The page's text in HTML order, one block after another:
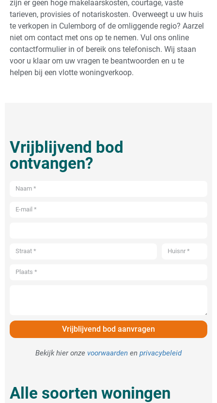
zijn er geen hoge makelaarskosten, courtage, vaste
tarieven, provisies of notariskosten. Overweegt u uw huis
te verkopen in Culemborg of de omliggende regio? Aarzel
niet om contact met ons op te nemen. Vul ons online
contactformulier in of bereik ons telefonisch. Wij staan
voor u klaar om uw vragen te beantwoorden en u te
helpen bij een vlotte woningverkoop.
Vrijblijvend bod
ontvangen?
Vrijblijvend bod aanvragen
Bekijk hier onze voorwaarden en privacybeleid
Alle soorten woningen